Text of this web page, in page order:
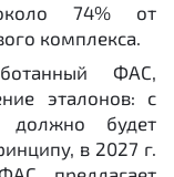
74% от
комплекса.
ФАС,
эталонов: с
будет
в 2027 г.